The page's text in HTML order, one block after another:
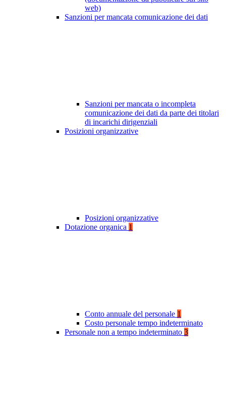
web)
Sanzioni per mancata comunicazione dei dati
Sanzioni per mancata o incompleta
comunicazione dei dati da parte dei titolari
di incarichi dirigenziali
Posizioni organizzative
Posizioni organizzative
Dotazione organica 1
Conto annuale del personale 1
Costo personale tempo indeterminato
Personale non a tempo indeterminato 3